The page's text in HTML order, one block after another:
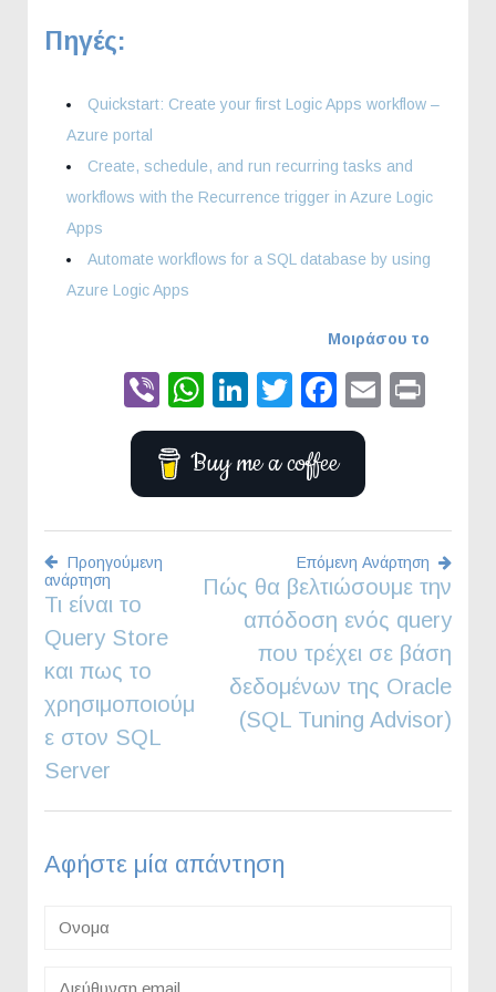
Πηγές:
Quickstart: Create your first Logic Apps workflow –
Azure portal
Create, schedule, and run recurring tasks and
workflows with the Recurrence trigger in Azure Logic
Apps
Automate workflows for a SQL database by using
Azure Logic Apps
Μοιράσου το
ViberWhatsApp
LinkedIn
TwitterEmail
Buy me a coffee
Πλοήγηση
άρθρων
Προηγούμενη
ανάρτηση
Τι είναι το
Query Store
και πως το
χρησιμοποιούμ
ε στον SQL
Server
Επόμενη Ανάρτηση
Πώς θα βελτιώσουμε την
απόδοση ενός query
που τρέχει σε βάση
δεδομένων της Oracle
(SQL Tuning Advisor)
Αφήστε μία απάντηση